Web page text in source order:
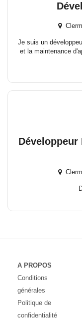
Je suis un
et la maintenance
Développeur
A PROPOS
Conditions
générales
Politique de
confidentialité